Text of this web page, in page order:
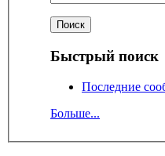
Быстрый поиск
Последние
Больше...